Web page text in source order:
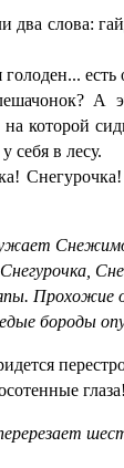
два слова:
голоден...
А
которой
себя в лесу.
Прохожие
бороды
глаза!